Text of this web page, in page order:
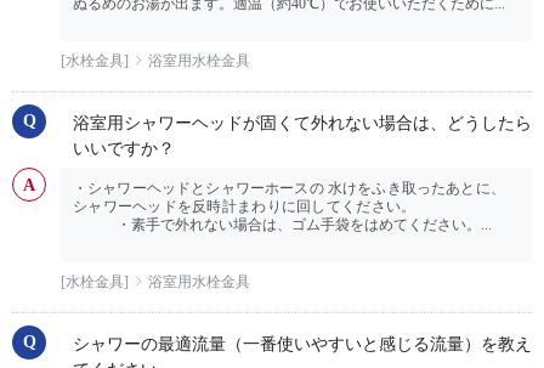
ぬるめのお湯が出ます。適温（約40℃）でお使いいただくために...
[水栓金具] 浴室用水栓金具
浴室用シャワーヘッドが固くて外れない場合は、どうしたら
いいですか？
・シャワーヘッドとシャワーホースの 水けをふき取ったあとに、
シャワーヘッドを反時計まわりに回してください。
・素手で外れない場合は、ゴム手袋をはめてください。...
[水栓金具] 浴室用水栓金具
シャワーの最適流量（一番使いやすいと感じる流量）を教え